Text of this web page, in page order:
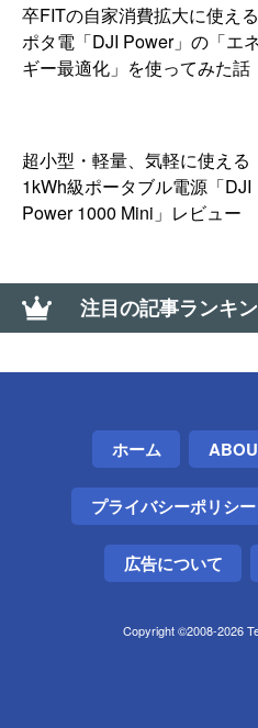
卒FITの自家消費拡大に使え
ポタ電「DJI Power」の「エ
ギー最適化」を使ってみた話
超小型・軽量、気軽に使える
1kWh級ポータブル電源「DJI
Power 1000 Mini」レビュー
注目の記事ランキ
マウスのホイールで勝
場合の対処方法【
リモートデスクトップ
大なり小なり（＜、＞
ホーム
プライバシーポリシー
広告について
Copyright ©2008-2026